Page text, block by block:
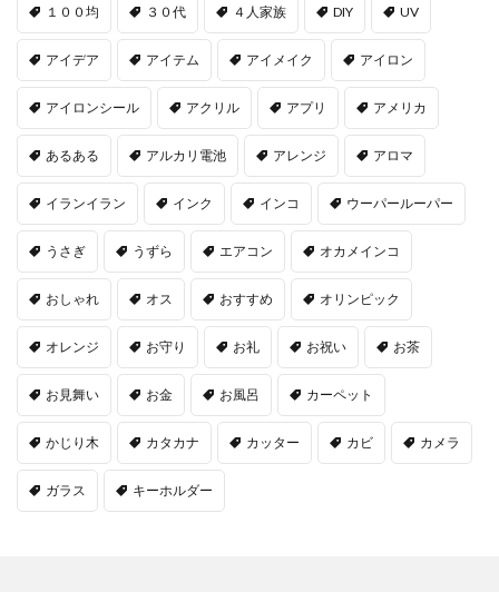
１００均 ３０代 ４人家族 DIY UV
アイデア アイテム アイメイク アイロン
アイロンシール アクリル アプリ アメリカ
あるある アルカリ電池 アレンジ アロマ
イランイラン インク インコ ウーパールーパー
うさぎ うずら エアコン オカメインコ
おしゃれ オス おすすめ オリンピック
オレンジ お守り お礼 お祝い お茶
お見舞い お金 お風呂 カーペット
かじり木 カタカナ カッター カビ カメラ
ガラス キーホルダー